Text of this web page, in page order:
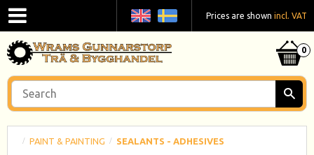
Prices are shown incl. VAT
PAINT & PAINTING SEALANTS - ADHESIVES